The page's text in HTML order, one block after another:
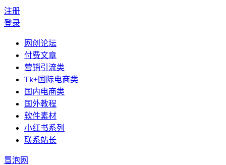
注册
登录
网创论坛
付费文章
营销引流类
Tk+国际电商类
国内电商类
国外教程
软件素材
小红书系列
联系站长
冒泡网